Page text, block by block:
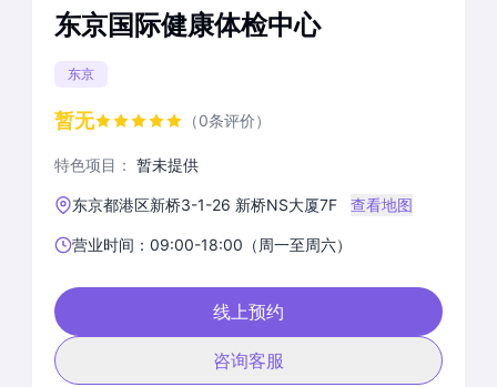
东京国际健康体检中心
东京
暂无 （0条评价）
特色项目： 暂未提供
东京都港区新桥3-1-26 新桥NS大厦7F 查看地图
营业时间：09:00-18:00（周一至周六）
线上预约
咨询客服